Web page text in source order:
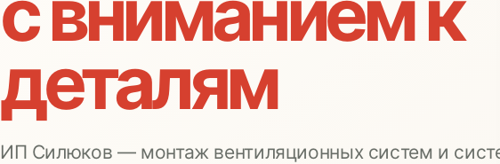
деталям
ИП Силюков — монтаж вентиляционных систем и